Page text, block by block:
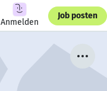
Anmelden
Job posten